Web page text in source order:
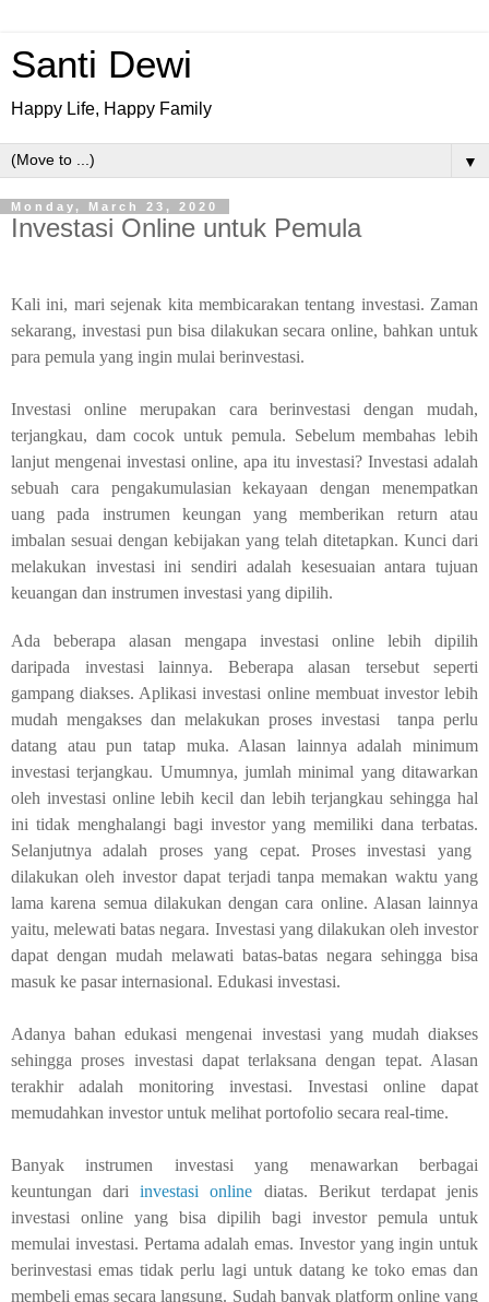
Santi Dewi
Happy Life, Happy Family
▼
Monday, March 23, 2020
Investasi Online untuk Pemula
Kali ini, mari sejenak kita membicarakan tentang investasi. Zaman
sekarang, investasi pun bisa dilakukan secara online, bahkan untuk
para pemula yang ingin mulai berinvestasi.
Investasi online merupakan cara berinvestasi dengan mudah,
terjangkau, dam cocok untuk pemula. Sebelum membahas lebih
lanjut mengenai investasi online, apa itu investasi? Investasi adalah
sebuah cara pengakumulasian kekayaan dengan menempatkan
uang pada instrumen keungan yang memberikan return atau
imbalan sesuai dengan kebijakan yang telah ditetapkan. Kunci dari
melakukan investasi ini sendiri adalah kesesuaian antara tujuan
keuangan dan instrumen investasi yang dipilih.
Ada beberapa alasan mengapa investasi online lebih dipilih
daripada investasi lainnya. Beberapa alasan tersebut seperti
gampang diakses. Aplikasi investasi online membuat investor lebih
mudah mengakses dan melakukan proses investasi tanpa perlu
datang atau
pun tatap muka. Alasan lainnya adalah minimum
investasi terjangkau. Umumnya, jumlah minimal yang ditawarkan
oleh investasi online lebih kecil dan lebih terjangkau sehingga hal
ini tidak menghalangi bagi investor yang memiliki dana terbatas.
Selanjutnya adalah proses yang cepat. Proses investasi yang
dilakukan oleh investor dapat terjadi tanpa memakan waktu yang
lama karena semua dilakukan dengan cara online. Alasan lainnya
yaitu, melewati batas negara. Investasi yang dilakukan oleh investor
dapat dengan mudah melawati batas-batas negara sehingga bisa
masuk ke pasar internasional. Edukasi investasi.
Adanya bahan edukasi mengenai investasi yang mudah diakses
sehingga proses investasi dapat terlaksana dengan tepat. Alasan
terakhir adalah monitoring investasi. Investasi online dapat
memudahkan investor untuk melihat portofolio secara real-time.
Banyak instrumen investasi yang menawarkan berbagai
keuntungan dariinvestasi online diatas. Berikut terdapat jenis
investasi online yang bisa dipilih bagi investor pemula untuk
memulai investasi. Pertama adalah emas. Investor yang ingin untuk
berinvestasi emas tidak perlu lagi untuk datang ke toko emas dan
membeli emas secara langsung. Sudah banyak platform online yang